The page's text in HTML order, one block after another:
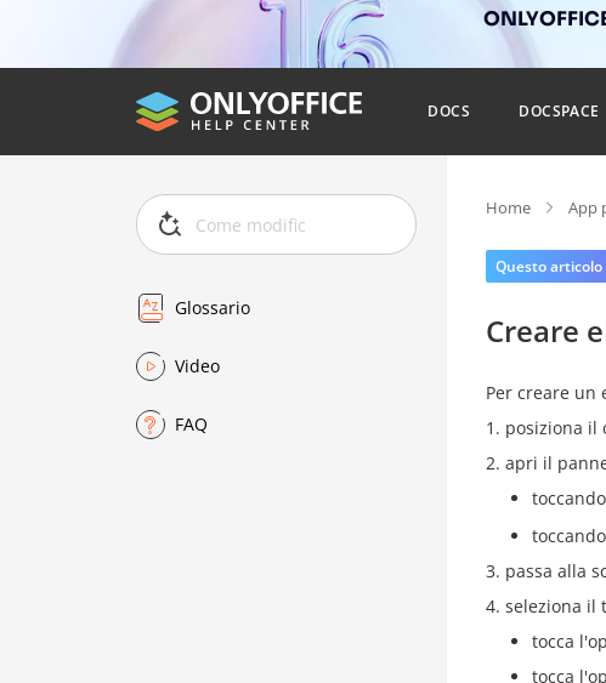
DOCS DOCSPACE
Glossario
Video
FAQ
Home App
Questo
Creare
Per creare un
posiziona il
apri il
passa alla
seleziona il
tocca
tocca